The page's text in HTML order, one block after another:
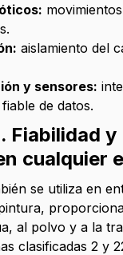
aislamiento del
y sensores:
de datos.
Fiabilidad y
cualquier
se utiliza en
al polvo y a la
clasificadas 2 y